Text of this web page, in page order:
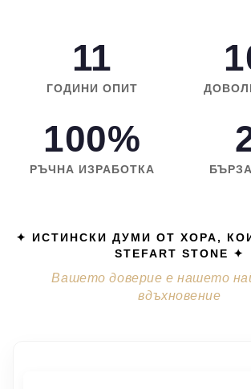
11
ГОДИНИ ОПИТ
100%
РЪЧНА ИЗРАБОТКА
✦ ИСТИНСКИ ДУМИ ОТ ХОРА,
STEFART STONE ✦
Вашето доверие е нашето
вдъхновение